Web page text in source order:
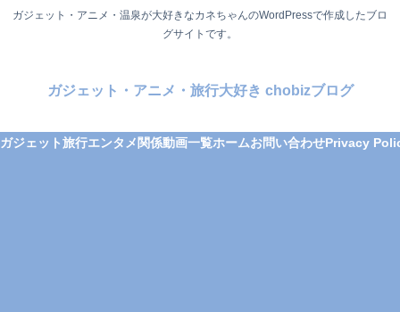
ガジェット・アニメ・温泉が大好きなカネちゃんのWordPressで作成したブロ
グサイトです。
ガジェット・アニメ・旅行大好き chobizブログ
ガジェット旅行エンタメ関係動画一覧ホームお問い合わせPrivacy